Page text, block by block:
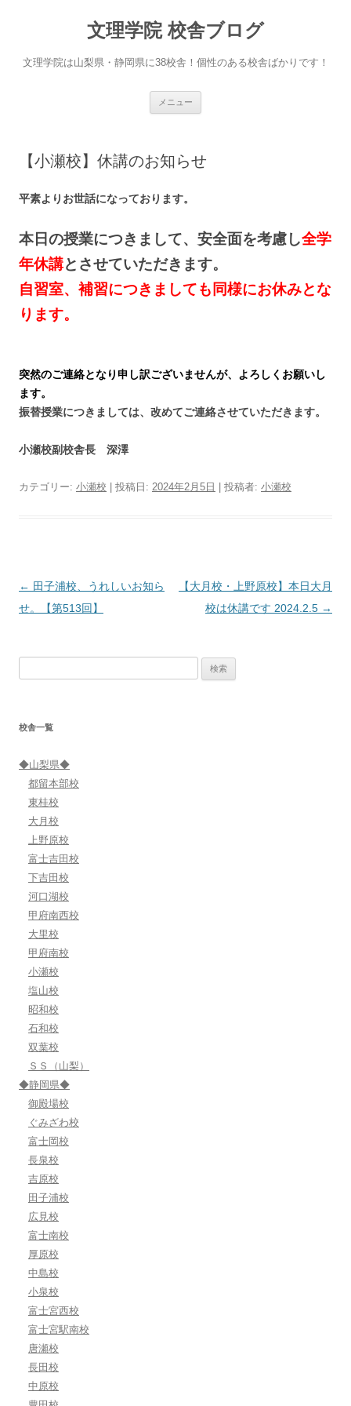
文理学院 校舎ブログ
文理学院は山梨県・静岡県に38校舎！個性のある校舎ばかりです！
メニュー
ス
【小瀬校】休講のお知らせ
平素よりお世話になっております。
本日の授業につきまして、安全面を考慮し全学
年休講とさせていただきます。
自習室、補習につきましても同様にお休みとな
ります。
突然のご連絡となり申し訳ございませんが、よろしくお願いし
ます。
振替授業につきましては、改めてご連絡させていただきます。
小瀬校副校舎長 深澤
カテゴリー: 小瀬校 | 投稿日: 2024年2月5日 投稿者: 小瀬校
投
稿
ン
← 田子浦校、うれしいお知ら
せ。【第513回】
【大月校・上野原校】本日大月
校は休講です 2024.2.5 →
校舎一覧
◆山梨県◆
都留本部校
東桂校
大月校
上野原校
富士吉田校
下吉田校
河口湖校
甲府南西校
大里校
甲府南校
小瀬校
塩山校
昭和校
石和校
双葉校
ＳＳ（山梨）
◆静岡県◆
御殿場校
ぐみざわ校
富士岡校
長泉校
吉原校
田子浦校
広見校
富士南校
厚原校
中島校
小泉校
富士宮西校
富士宮駅南校
唐瀬校
長田校
中原校